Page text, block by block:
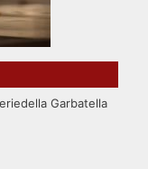
Garbatella